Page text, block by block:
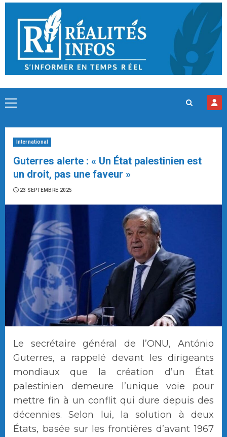
Skip
content
Primary
International
Guterres alerte : « Un État palestinien est
un droit, pas une faveur »
23 SEPTEMBRE 2025
Le secrétaire général de l’ONU, António
Guterres, a rappelé devant les dirigeants
mondiaux que la création d’un État
palestinien demeure l’unique voie pour
mettre fin à un conflit qui dure depuis des
décennies. Selon lui, la solution à deux
États, basée sur les frontières d’avant 1967